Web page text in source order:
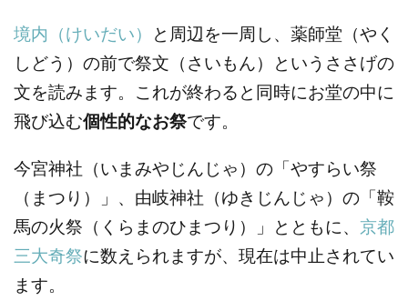
境内（けいだい）
と周辺を一周し、薬師堂（やく
しどう）の前で祭文（さいもん）というささげの
文を読みます。
これが終わると同時にお堂の中に
飛び込む個性的なお祭です。
今宮神社（いまみやじんじゃ）の「やすらい祭
（まつり）」、由岐神社（ゆきじんじゃ）の「鞍
馬の火祭（くらまのひまつり）」とともに、 京都
三大奇祭に数えられますが、現在は中止されてい
ます。